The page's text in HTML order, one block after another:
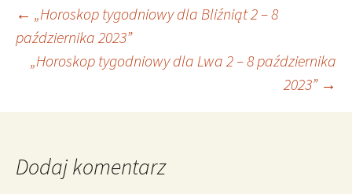
Nawigacja
wpisu
← „Horoskop tygodniowy dla Bliźniąt 2 – 8
października 2023”
„Horoskop tygodniowy dla Lwa 2 – 8 października
2023” →
Dodaj komentarz